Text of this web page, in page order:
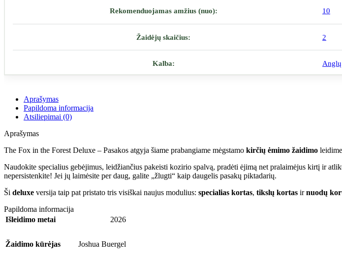
Rekomenduojamas amžius (nuo): 10
Žaidėjų skaičius: 2
Kalba: Anglų
Aprašymas
Papildoma informacija
Atsiliepimai (0)
Aprašymas
The Fox in the Forest Deluxe – Pasakos atgyja šiame prabangiame mėgstamo kirčių ėmimo žaidimo
Naudokite specialius gebėjimus, leidžiančius pakeisti kozirio spalvą, pradėti ėjimą net pralaimėjus kirtį ir
nepersistenkite! Jei jų laimėsite per daug, galite „žlugti“ kaip daugelis pasakų piktadarių.
Ši deluxe versija taip pat pristato tris visiškai naujus modulius: specialias kortas, tikslų kortas irnuodų
Papildoma informacija
Išleidimo metai
2026
Žaidimo kūrėjas Joshua Buergel